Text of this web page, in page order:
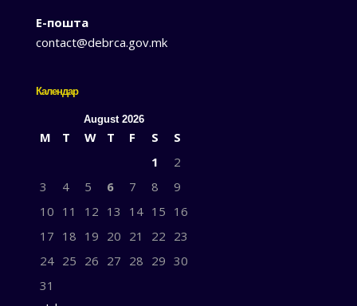
Е-пошта
contact@debrca.gov.mk
Календар
August 2026
M T W T F S
S
1
2
3
4 5 6 7 8
9
10 11 12 13 14 15 16
17 18 19 20 21 22 23
24 25 26 27 28 29 30
31